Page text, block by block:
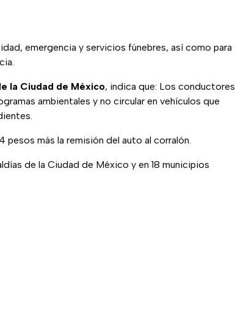
emergencia y servicios fúnebres, así como para
la Ciudad de México, indica que: Los conductores
ambientales y no circular en vehículos que
más la remisión del auto al corralón.
de la Ciudad de México y en 18 municipios